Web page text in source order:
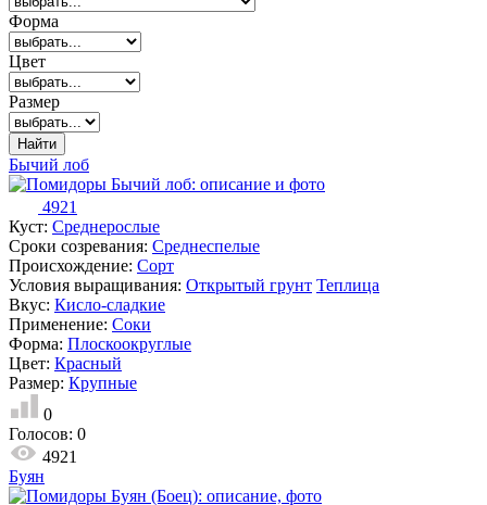
Форма
Цвет
Размер
Найти
Бычий лоб
4921
Куст: Среднерослые
Сроки созревания: Среднеспелые
Происхождение: Сорт
Условия выращивания: Открытый грунт Теплица
Вкус: Кисло-сладкие
Применение: Соки
Форма: Плоскоокруглые
Цвет: Красный
Размер: Крупные
0
Голосов: 0
4921
Буян